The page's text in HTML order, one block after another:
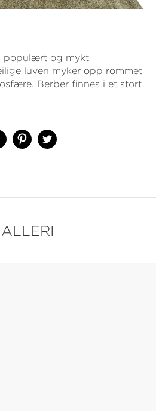
populært og mykt
luven myker opp rommet
Berber finnes i et stort